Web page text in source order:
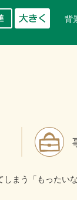
背
しまう「もったい